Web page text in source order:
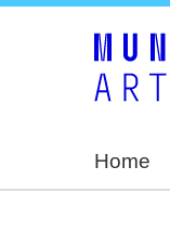
Home